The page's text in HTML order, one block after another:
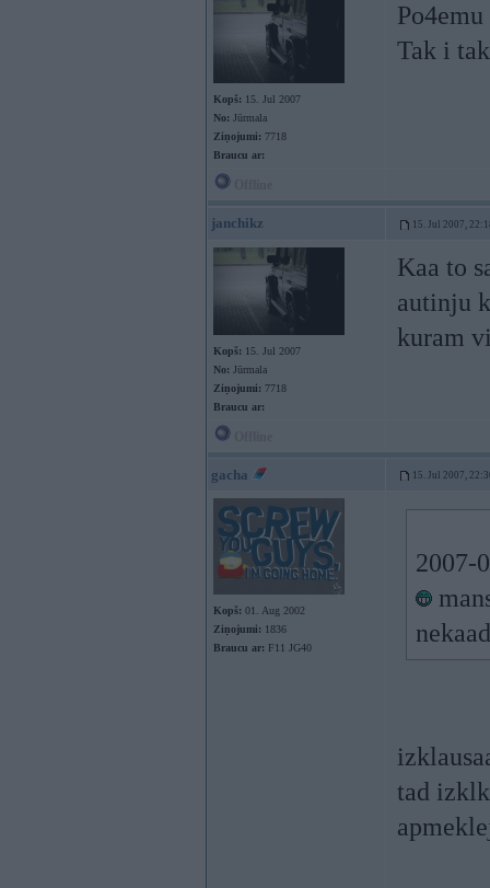
Kopš: 15. Jul 2007
No: Jūrmala
Ziņojumi: 7718
Braucu ar:
Tak i
janchikz 15. Jul 2007,
Kopš: 15. Jul 2007
No: Jūrmala
Ziņojumi: 7718
Braucu ar:
Kaa to
autinju
kuram
gacha 15. Jul 2007,
Kopš: 01. Aug 2002
Ziņojumi: 1836
Braucu ar: F11 JG40
2007-
tad